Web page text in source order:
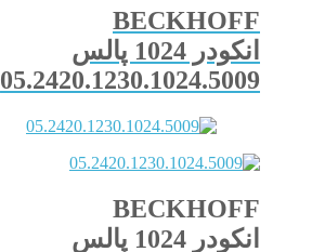
BECKHOFF
انکودر 1024 پالس
05.2420.1230.1024.5009
BECKHOFF
انکودر 1024 پالس